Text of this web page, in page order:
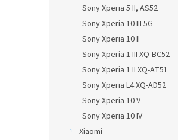
Sony Xperia 5 II, AS52
Sony Xperia 10 III 5G
Sony Xperia 10 II
Sony Xperia 1 III XQ-BC52
Sony Xperia 1 II XQ-AT51
Sony Xperia L4 XQ-AD52
Sony Xperia 10 V
Sony Xperia 10 IV
Xiaomi